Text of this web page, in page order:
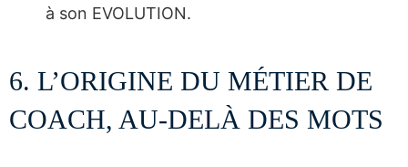
à son EVOLUTION.
6. L’ORIGINE DU MÉTIER DE
COACH, AU-DELÀ DES MOTS